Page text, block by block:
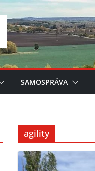
SAMOSPRÁVA
agility